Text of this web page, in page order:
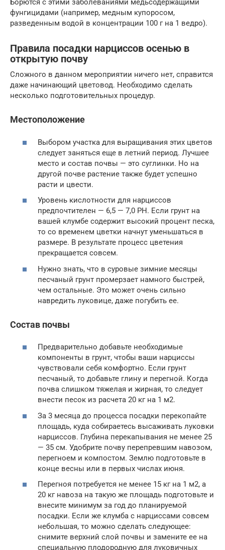
Борются с этими заболеваниями медьсодержащими
фунгицидами (например, медным купоросом,
разведенным водой в концентрации 100 г на 1 ведро).
Правила посадки нарциссов осенью в
открытую почву
Сложного в данном мероприятии ничего нет, справится
даже начинающий цветовод. Необходимо сделать
несколько подготовительных процедур.
Местоположение
Выбором участка для выращивания этих цветов
следует заняться еще в летний период. Лучшее
место и состав почвы — это суглинки. Но на
другой почве растение также будет успешно
расти и цвести.
Уровень кислотности для нарциссов
предпочтителен — 6,5 — 7,0 РН. Если грунт на
вашей клумбе содержит высокий процент песка,
то со временем цветки начнут уменьшаться в
размере. В результате процесс цветения
прекращается совсем.
Нужно знать, что в суровые зимние месяцы
песчаный грунт промерзает намного быстрей,
чем остальные. Это может очень сильно
навредить луковице, даже погубить ее.
Состав почвы
Предварительно добавьте необходимые
компоненты в грунт, чтобы ваши нарциссы
чувствовали себя комфортно. Если грунт
песчаный, то добавьте глину и перегной. Когда
почва слишком тяжелая и жирная, то следует
внести песок из расчета 20 кг на 1 м2.
За 3 месяца до процесса посадки перекопайте
площадь, куда собираетесь высаживать луковки
нарциссов. Глубина перекапывания не менее 25
— 35 см. Удобрите почву перепревшим навозом,
перегноем и компостом. Землю подготовьте в
конце весны или в первых числах июня.
Перегноя потребуется не менее 15 кг на 1 м2, а
20 кг навоза на такую же площадь подготовьте и
внесите минимум за год до планируемой
посадки. Если же клумба с нарциссами совсем
небольшая, то можно сделать следующее:
снимите верхний слой почвы и замените ее на
специальную плодородную для луковичных